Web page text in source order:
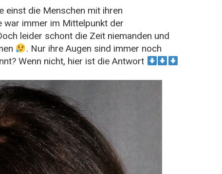
einst die Menschen mit ihren
war immer im Mittelpunkt der
leider schont die Zeit niemanden und
. Nur ihre Augen sind immer noch
Wenn nicht, hier ist die Antwort